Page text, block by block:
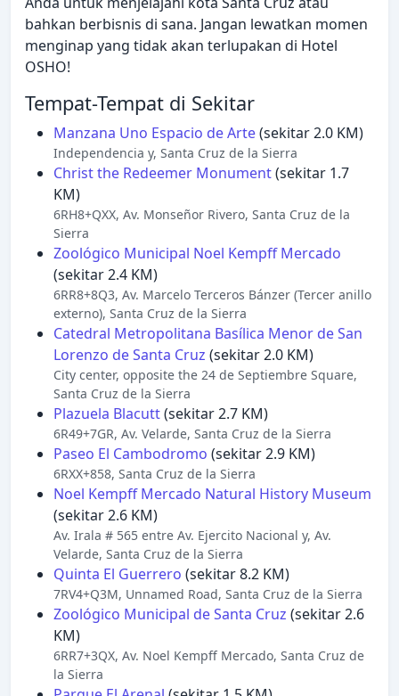
bahkan berbisnis di sana. Jangan lewatkan momen
menginap yang tidak akan terlupakan di Hotel
OSHO!
Tempat-Tempat di Sekitar
Manzana Uno Espacio de Arte(sekitar 2.0 KM)
Independencia y, Santa Cruz de la Sierra
Christ the Redeemer Monument(sekitar 1.7
KM)
6RH8+QXX, Av. Monseñor Rivero, Santa Cruz de la
Sierra
Zoológico Municipal Noel Kempff Mercado
(sekitar 2.4 KM)
6RR8+8Q3, Av. Marcelo Terceros Bánzer (Tercer anillo
externo), Santa Cruz de la Sierra
Catedral Metropolitana Basílica Menor de San
Lorenzo de Santa Cruz (sekitar 2.0 KM)
City center, opposite the 24 de Septiembre Square,
Santa Cruz de la Sierra
Plazuela Blacutt(sekitar 2.7 KM)
6R49+7GR, Av. Velarde, Santa Cruz de la Sierra
Paseo El Cambodromo (sekitar 2.9 KM)
6RXX+858, Santa Cruz de la Sierra
Noel Kempff Mercado Natural History Museum
(sekitar 2.6 KM)
Av. Irala # 565 entre Av. Ejercito Nacional y, Av.
Velarde, Santa Cruz de la Sierra
Quinta El Guerrero (sekitar 8.2 KM)
7RV4+Q3M, Unnamed Road, Santa Cruz de la Sierra
Zoológico Municipal de Santa Cruz (sekitar 2.6
KM)
6RR7+3QX, Av. Noel Kempff Mercado, Santa Cruz de
la Sierra